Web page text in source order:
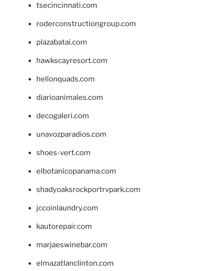
tsecincinnati.com
roderconstructiongroup.com
plazabatai.com
hawkscayresort.com
hellonquads.com
diarioanimales.com
decogaleri.com
unavozparadios.com
shoes-vert.com
elbotanicopanama.com
shadyoaksrockportrvpark.com
jccoinlaundry.com
kautorepair.com
marjaeswinebar.com
elmazatlanclinton.com